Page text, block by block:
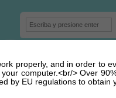
properly, and in order to
computer.<br/> Over
by EU regulations to obtain
a la
2017 por